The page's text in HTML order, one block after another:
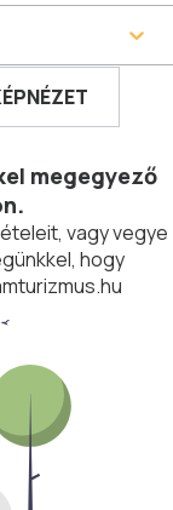
megegyező
vagy vegye
hogy